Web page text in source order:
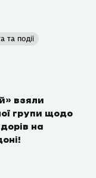
та події
взяли
групи щодо
на